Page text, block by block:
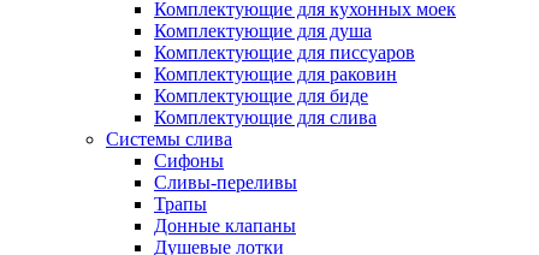
Комплектующие для кухонных моек
Комплектующие для душа
Комплектующие для писсуаров
Комплектующие для раковин
Комплектующие для биде
Комплектующие для слива
Системы слива
Сифоны
Сливы-переливы
Трапы
Донные клапаны
Душевые лотки